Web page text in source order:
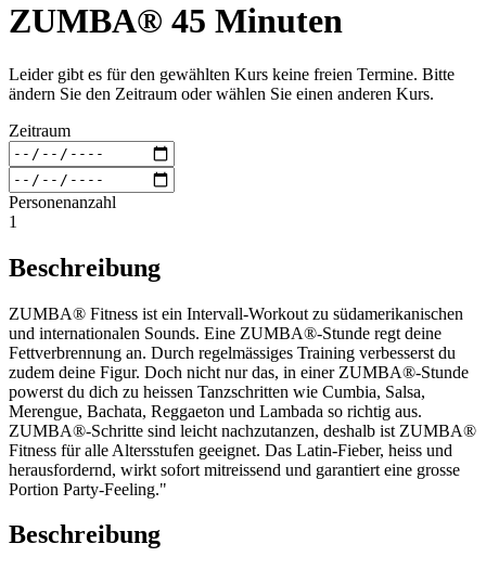
ZUMBA® 45 Minuten
Leider gibt es für den gewählten Kurs keine freien Termine. Bitte
ändern Sie den Zeitraum oder wählen Sie einen anderen Kurs.
Zeitraum
Personenanzahl
1
Beschreibung
ZUMBA® Fitness ist ein Intervall-Workout zu südamerikanischen
und internationalen Sounds. Eine ZUMBA®-Stunde regt deine
Fettverbrennung an. Durch regelmässiges Training verbesserst du
zudem deine Figur. Doch nicht nur das, in einer ZUMBA®-Stunde
powerst du dich zu heissen Tanzschritten wie Cumbia, Salsa,
Merengue, Bachata, Reggaeton und Lambada so richtig aus.
ZUMBA®-Schritte sind leicht nachzutanzen, deshalb ist ZUMBA®
Fitness für alle Altersstufen geeignet. Das Latin-Fieber, heiss und
herausfordernd, wirkt sofort mitreissend und garantiert eine grosse
Portion Party-Feeling."
Beschreibung